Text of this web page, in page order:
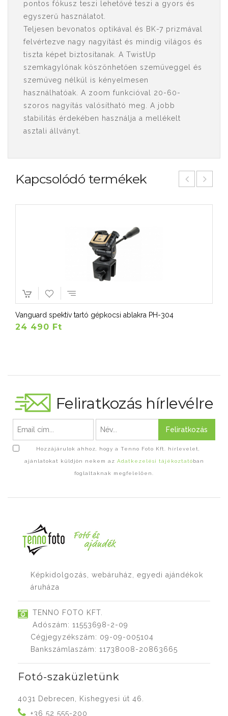
pontos fókusz teszi lehetővé teszi a gyors és
egyszerű használatot.
Teljesen bevonatos optikával és BK-7 prizmával
felvértezve nagy nagyítást és mindig világos és
tiszta képet biztosítanak. A TwistUp
szemkagylónak köszönhetően szemüveggel és
szemüveg nélkül is kényelmesen
használhatóak. A zoom funkcióval 20-60-
szoros nagyítás valósítható meg. A jobb
stabilitás érdekében használja a mellékelt
asztali állványt.
Kapcsolódó termékek
Vanguard spektív tartó gépkocsi ablakra PH-304
24 490 Ft
Feliratkozás hírlevélre
Feliratkozás
Hozzájárulok ahhoz, hogy a Tenno Foto Kft. hírlevelet,
ajánlatokat küldjön nekem az Adatkezelési tájékoztatóban
foglaltaknak megfelelően.
Képkidolgozás, webáruház, egyedi ajándékok
áruháza
TENNO FOTO KFT.
Adószám: 11553698-2-09
Cégjegyzékszám: 09-09-005104
Bankszámlaszám: 11738008-20863665
Fotó-szaküzletünk
4031 Debrecen, Kishegyesi út 46.
+36 52 555-200